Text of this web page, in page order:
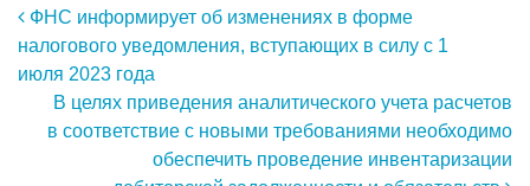
Навигация по записям
ФНС информирует об изменениях в форме
налогового уведомления, вступающих в силу с 1
июля 2023 года
В целях приведения аналитического учета расчетов
в соответствие с новыми требованиями необходимо
обеспечить проведение инвентаризации